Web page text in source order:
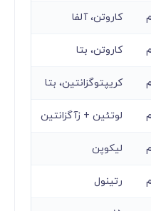
کاروتن، آلفا
کاروتن، بتا
کریپتوگزانتین، بتا
لوتئین + زآگزانتین
لیکوپن
رتینول